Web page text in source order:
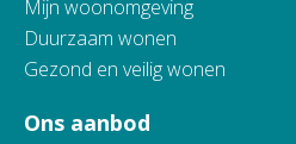
Mijn woonomgeving
Duurzaam wonen
Gezond en veilig wonen
Ons aanbod